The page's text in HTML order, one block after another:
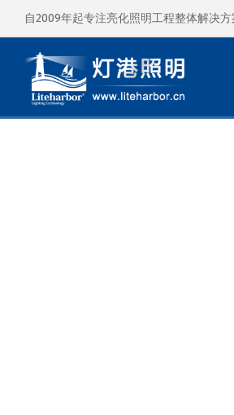
自2009年起专注亮化照明工程整体解决